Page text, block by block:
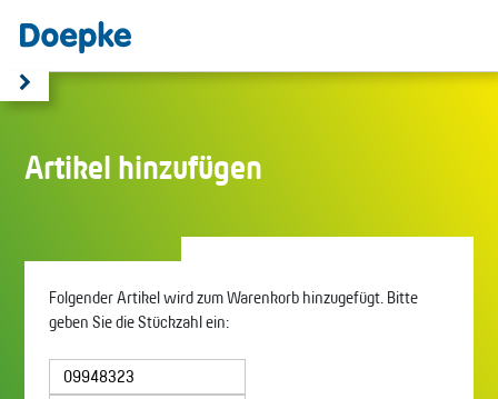
Artikel hinzufügen
Folgender Artikel wird zum Warenkorb hinzugefügt. Bitte
geben Sie die Stückzahl ein: